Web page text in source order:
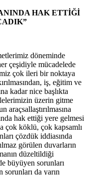
HAK ETTİĞİ
döneminde
çeşidiyle mücadelede
çok ileri bir noktaya
iş, eğitim ve
kadar nice başlıkta
üzerin gitme
araçsallaştırılmasına
hak ettiği yere gelmesi
çok köklü, çok kapsamlı
çözdük iddiasında
görülen duvarların
düzeltildiği
büyüyen sorunları
sorunları da yarın